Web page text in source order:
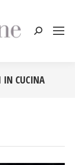
Cerca:
IN CUCINA